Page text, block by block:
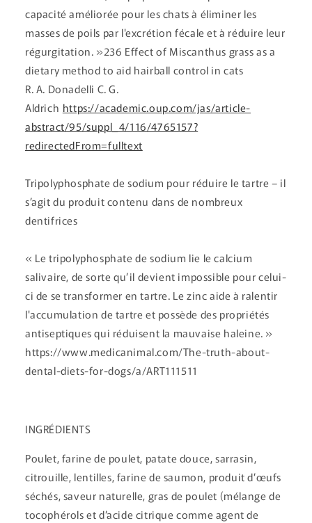
capacité améliorée pour les chats à éliminer les
masses de poils par l'excrétion fécale et à réduire leur
régurgitation. »236 Effect of Miscanthus grass as a
dietary method to aid hairball control in cats
R. A. Donadelli C. G.
Aldrich https://academic.oup.com/jas/article-
abstract/95/suppl_4/116/4765157?
redirectedFrom=fulltext
Tripolyphosphate de sodium pour réduire le tartre – il
s’agit du produit contenu dans de nombreux
dentifrices
« Le tripolyphosphate de sodium lie le calcium
salivaire, de sorte qu’il devient impossible pour celui-
ci de se transformer en tartre. Le zinc aide à ralentir
l'accumulation de tartre et possède des propriétés
antiseptiques qui réduisent la mauvaise haleine. »
https://www.medicanimal.com/The-truth-about-
dental-diets-for-dogs/a/ART111511
INGRÉDIENTS
Poulet, farine de poulet, patate douce, sarrasin,
citrouille, lentilles, farine de saumon, produit d’œufs
séchés, saveur naturelle, gras de poulet (mélange de
tocophérols et d’acide citrique comme agent de